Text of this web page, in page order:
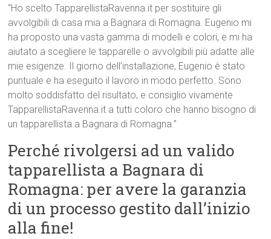
“Ho scelto TapparellistaRavenna.it per sostituire gli
avvolgibili di casa mia a Bagnara di Romagna. Eugenio mi
ha proposto una vasta gamma di modelli e colori, e mi ha
aiutato a scegliere le tapparelle o avvolgibili più adatte alle
mie esigenze. Il giorno dell’installazione, Eugenio è stato
puntuale e ha eseguito il lavoro in modo perfetto. Sono
molto soddisfatto del risultato, e consiglio vivamente
TapparellistaRavenna.it a tutti coloro che hanno bisogno di
un tapparellista a Bagnara di Romagna.”
Perché rivolgersi ad un valido
tapparellista a Bagnara di
Romagna: per avere la garanzia
di un processo gestito dall’inizio
alla fine!